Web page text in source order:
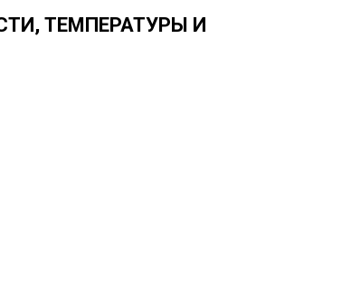
ТЕМПЕРАТУРЫ И